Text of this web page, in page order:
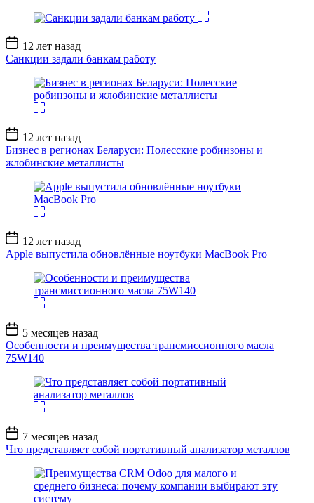
Дата
записи
12 лет назад
Санкции задали банкам работу
Дата
записи
12 лет назад
Бизнес в регионах Беларуси: Полесские робинзоны и
жлобинские металлисты
Дата
записи
12 лет назад
Apple выпустила обновлённые ноутбуки MacBook Pro
Дата
записи
5 месяцев назад
Особенности и преимущества трансмиссионного масла
75W140
Дата
записи
7 месяцев назад
Что представляет собой портативный анализатор металлов